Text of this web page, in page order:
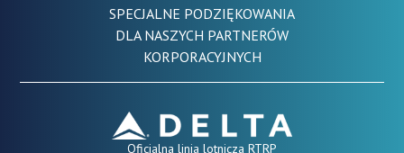
SPECJALNE PODZIĘKOWANIA
DLA NASZYCH PARTNERÓW
KORPORACYJNYCH
Oficjalna linia lotnicza RTRP